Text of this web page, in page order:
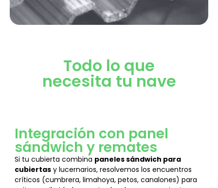
Todo lo que
necesita tu nave
Integración con panel
sándwich y remates
Si tu cubierta combina paneles sándwich para
cubiertas y lucernarios, resolvemos los encuentros
críticos (cumbrera, limahoya, petos, canalones) para